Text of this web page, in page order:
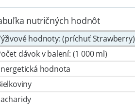
nutričných hodnôt
hodnoty: (príchuť Strawberry)
dávok v balení: (1 000 ml)
hodnota